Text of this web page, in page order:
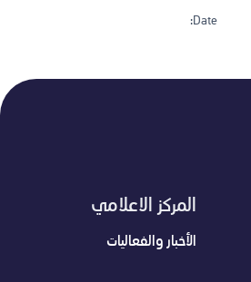
Date:
المركز الاعلامي
الأخبار والفعاليات